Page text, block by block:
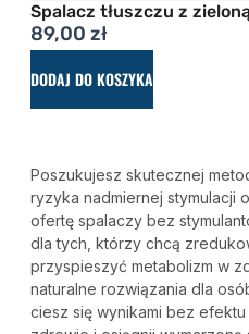
Spalacz tłuszczu z
89,00 zł
DODAJ DO KOSZYKA
Poszukujesz skutecznej
ryzyka nadmiernej stymulacji
ofertę spalaczy bez
dla tych, którzy chcą
przyspieszyć metabolizm w
naturalne rozwiązania dla
ciesz się wynikami bez